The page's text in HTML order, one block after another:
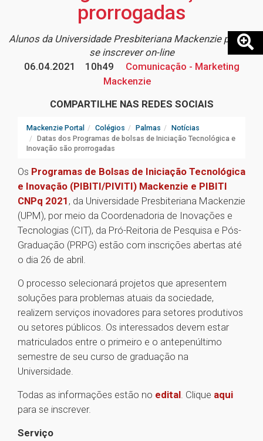
prorrogadas
Alunos da Universidade Presbiteriana Mackenzie podem
se inscrever on-line
06.04.2021
10h49
Comunicação - Marketing
Mackenzie
COMPARTILHE NAS REDES SOCIAIS
Mackenzie Portal Colégios Palmas
Notícias
Datas dos Programas de bolsas de Iniciação Tecnológica e
Inovação são prorrogadas
Os Programas de Bolsas de Iniciação Tecnológica
e Inovação (PIBITI/PIVITI) Mackenzie e PIBITI
CNPq 2021 , da Universidade Presbiteriana Mackenzie
(UPM), por meio da Coordenadoria de Inovações e
Tecnologias (CIT), da Pró-Reitoria de Pesquisa e Pós-
Graduação (PRPG) estão com inscrições abertas até
o dia 26 de abril.
O processo selecionará projetos que apresentem
soluções para problemas atuais da sociedade,
realizem serviços inovadores para setores produtivos
ou setores públicos. Os interessados devem estar
matriculados entre o primeiro e o antepenúltimo
semestre de seu curso de graduação na
Universidade.
Todas as informações estão no edital. Clique aqui
para se inscrever.
Serviço